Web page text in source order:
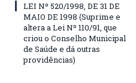
LEI Nº 520/1998, DE 31 DE
MAIO DE 1998 (Suprime e
altera a Lei Nº 110/91, que
criou o Conselho Municipal
de Saúde e dá outras
providências)